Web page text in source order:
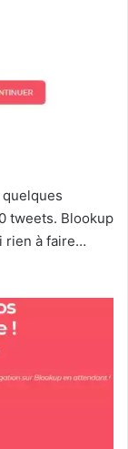
tweets. Blookup
rien à faire…